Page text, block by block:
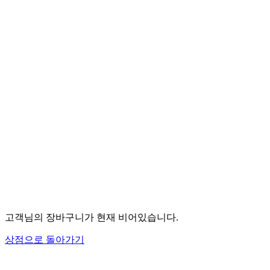
고객님의 장바구니가 현재 비어있습니다.
상점으로 돌아가기